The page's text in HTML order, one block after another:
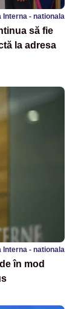
Interna - nationala
să fie
la adresa
Interna - nationala
în mod